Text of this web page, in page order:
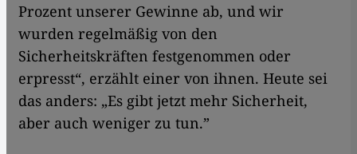
Prozent unserer Gewinne ab, und wir
wurden regelmäßig von den
Sicherheitskräften festgenommen oder
erpresst“, erzählt einer von ihnen. Heute sei
das anders: „Es gibt jetzt mehr Sicherheit,
aber auch weniger zu tun.”